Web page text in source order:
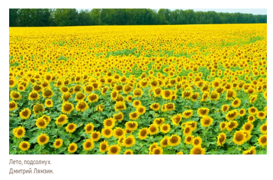
Лето, подсолнух.
Дмитрий Лямзин.